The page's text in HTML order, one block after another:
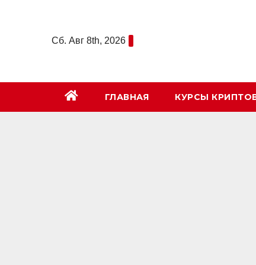
содержимомуСб. Авг 8th, 2026
ГЛАВНАЯ КУРСЫ